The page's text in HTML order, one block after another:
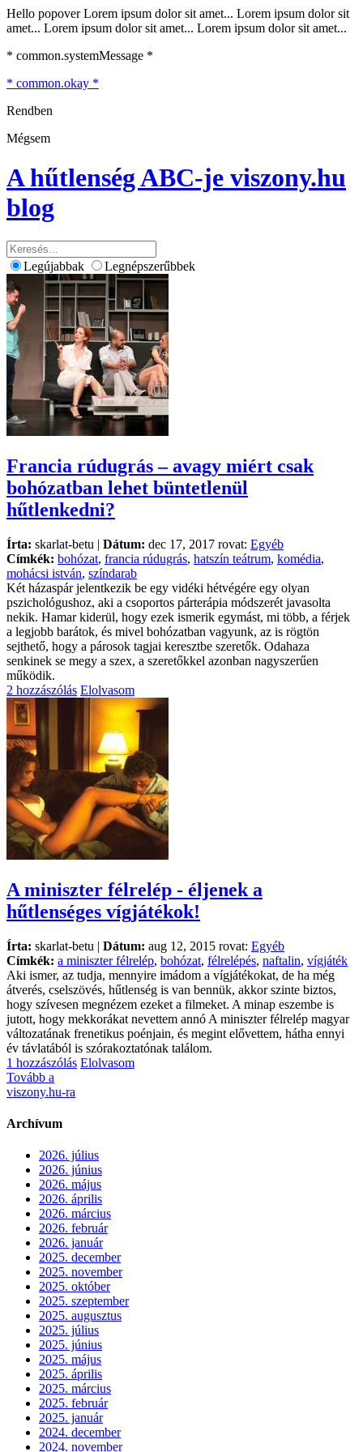
Hello popover Lorem ipsum dolor sit amet... Lorem ipsum dolor sit
amet... Lorem ipsum dolor sit amet... Lorem ipsum dolor sit amet...
* common.systemMessage *
* common.okay *
Rendben
Mégsem
A hűtlenség ABC-je viszony.hu
blog
Legújabbak Legnépszerűbbek
Francia rúdugrás – avagy miért csak
bohózatban lehet büntetlenül
hűtlenkedni?
Írta: skarlat-betu | Dátum: dec 17, 2017 rovat: Egyéb
Címkék: bohózat, francia rúdugrás, hatszín teátrum, komédia,
mohácsi istván, színdarab
Két házaspár jelentkezik be egy vidéki hétvégére egy olyan
pszichológushoz, aki a csoportos párterápia módszerét javasolta
nekik. Hamar kiderül, hogy ezek ismerik egymást, mi több, a férjek
a legjobb barátok, és mivel bohózatban vagyunk, az is rögtön
sejthető, hogy a párosok tagjai keresztbe szeretők. Odahaza
senkinek se megy a szex, a szeretőkkel azonban nagyszerűen
működik.
2 hozzászólás Elolvasom
A miniszter félrelép - éljenek a
hűtlenséges vígjátékok!
Írta: skarlat-betu | Dátum: aug 12, 2015 rovat: Egyéb
Címkék: a miniszter félrelép, bohózat, félrelépés, naftalin, vígjáték
Aki ismer, az tudja, mennyire imádom a vígjátékokat, de ha még
átverés, cselszövés, hűtlenség is van bennük, akkor szinte biztos,
hogy szívesen megnézem ezeket a filmeket. A minap eszembe is
jutott, hogy mekkorákat nevettem annó A miniszter félrelép magyar
változatának frenetikus poénjain, és megint elővettem, hátha ennyi
év távlatából is szórakoztatónak találom.
1 hozzászólás Elolvasom
Tovább a
viszony.hu-ra
Archívum
2026. július
2026. június
2026. május
2026. április
2026. március
2026. február
2026. január
2025. december
2025. november
2025. október
2025. szeptember
2025. augusztus
2025. július
2025. június
2025. május
2025. április
2025. március
2025. február
2025. január
2024. december
2024. november